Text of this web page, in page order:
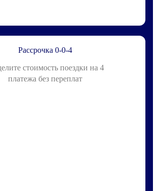
Рассрочка 0-0-4
стоимость поездки на 4
платежа без переплат